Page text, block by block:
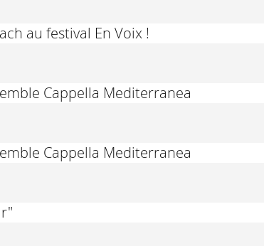
au festival En Voix !
Cappella Mediterranea
Cappella Mediterranea